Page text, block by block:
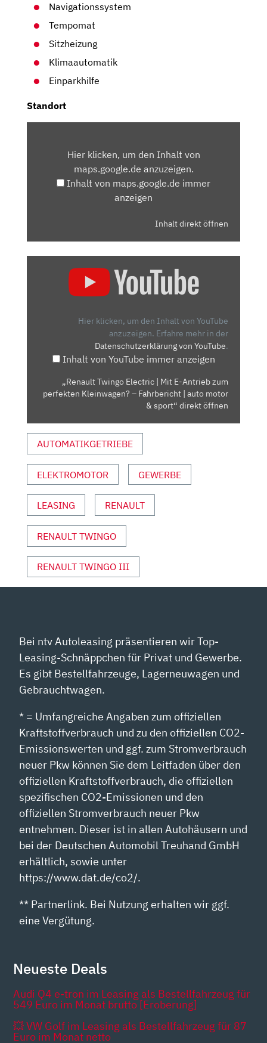
Navigationssystem
Tempomat
Sitzheizung
Klimaautomatik
Einparkhilfe
Standort
MAPS.GOOGLE.DEHier klicken, um den Inhalt von
maps.google.de anzuzeigen.
Inhalt von maps.google.de immer
anzeigen
Inhalt direkt öffnen
ELECTRIC
PERFEKTEN
KLEINWAGEN?
|
AUTO
MOTOR
VON
YOUTUBE
ANZEIGEN
Hier klicken, um den Inhalt von YouTube
anzuzeigen. Erfahre mehr in der
Datenschutzerklärung von YouTube.
Inhalt von YouTube immer anzeigen
„Renault Twingo Electric | Mit E-Antrieb zum
perfekten Kleinwagen? – Fahrbericht | auto motor
& sport“ direkt öffnen
AUTOMATIKGETRIEBE
ELEKTROMOTOR GEWERBE
LEASING RENAULT
RENAULT TWINGO
RENAULT TWINGO III
Bei ntv Autoleasing präsentieren wir Top-
Leasing-Schnäppchen für Privat und Gewerbe.
Es gibt Bestellfahrzeuge, Lagerneuwagen und
Gebrauchtwagen.
* = Umfangreiche Angaben zum offiziellen
Kraftstoffverbrauch und zu den offiziellen CO2-
Emissionswerten und ggf. zum Stromverbrauch
neuer Pkw können Sie dem Leitfaden über den
offiziellen Kraftstoffverbrauch, die offiziellen
spezifischen CO2-Emissionen und den
offiziellen Stromverbrauch neuer Pkw
entnehmen. Dieser ist in allen Autohäusern und
bei der Deutschen Automobil Treuhand GmbH
erhältlich, sowie unter
https://www.dat.de/co2/.
** Partnerlink. Bei Nutzung erhalten wir ggf.
eine Vergütung.
Neueste Deals
Audi Q4 e-tron im Leasing als Bestellfahrzeug für
549 Euro im Monat brutto [Eroberung]
💥 VW Golf im Leasing als Bestellfahrzeug für 87
Euro im Monat netto